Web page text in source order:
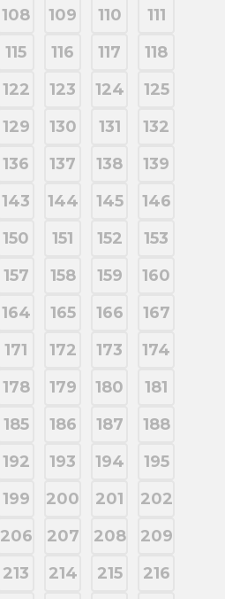
108 109 110
111
115 116 117
118
122 123 124
125
129 130 131
132
136 137 138
139
143 144 145
146
150 151 152
153
157 158 159
160
164 165 166
167
171 172 173
174
178 179 180
181
185 186 187
188
192 193 194
195
199 200 201
202
206 207 208
209
213 214 215
216